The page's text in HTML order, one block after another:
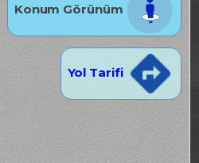
Konum Görünüm
Yol Tarifi